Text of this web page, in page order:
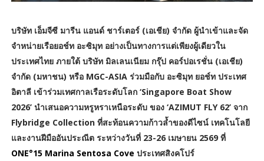
บริษัท เอ็มจีซี มารีน แอนด์ ชาร์เตอร์ (เอเชีย) จำกัด ผู้นำเข้าและจัด
จำหน่ายเรือยอช์ท อะซิมุท อย่างเป็นทางการแต่เพียงผู้เดียวใน
ประเทศไทย ภายใต้ บริษัท มิลเลนเนียม กรุ๊ป คอร์ปอเรชั่น (เอเชีย)
จำกัด (มหาชน) หรือ MGC-ASIA ร่วมมือกับ อะซิมุท ยอช์ท ประเทศ
อิตาลี เข้าร่วมเทศกาลเรือระดับโลก ‘Singapore Boat Show
2026’ นำเสนอความหรูหราเหนือระดับ ของ ‘AZIMUT FLY 62’ จาก
Flybridge Collection ที่สะท้อนความก้าวล้ำของดีไซน์ เทคโนโลยี
และงานฝีมืออันประณีต ระหว่างวันที่ 23-26 เมษายน 2569 ที่
ONE°15 Marina Sentosa Cove ประเทศสิงคโปร์